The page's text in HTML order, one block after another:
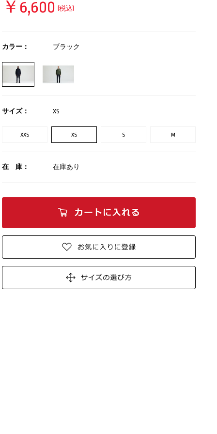
￥6,600 (税込)
カラー： ブラック
サイズ： XS
XXS XS S M
在 庫： 在庫あり